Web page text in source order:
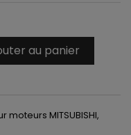
au panier
MITSUBISHI,